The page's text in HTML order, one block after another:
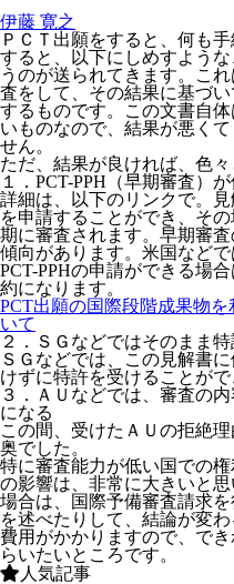
伊藤 寛之
ＰＣＴ出願をすると、何も
すると、以下にしめすよう
うのが送られてきます。こ
査をして、その結果に基づ
するものです。この文書自
いものなので、結果が悪く
せん。
ただ、結果が良ければ、色々
１．PCT-PPH（早期審査）
詳細は、以下のリンクで。
を申請することができ、そ
期に審査されます。早期審
傾向があります。米国など
PCT-PPHの申請ができる場
約になります。
PCT出願の国際段階成果物
いて
２．ＳＧなどではそのまま
ＳＧなどでは、この見解書
けずに特許を受けることがで
３．ＡＵなどでは、審査の
になる
この間、受けたＡＵの拒絶
奥でした。
特に審査能力が低い国での
の影響は、非常に大きいと
場合は、国際予備審査請求
を述べたりして、結論が変
費用がかかりますので、で
らいたいところです。
人気記事